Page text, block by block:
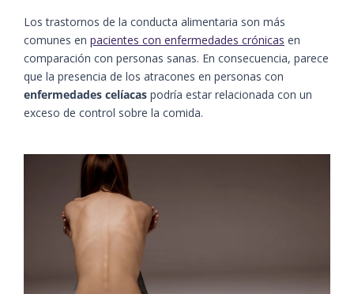
Los trastornos de la conducta alimentaria son más
comunes en pacientes con enfermedades crónicas en
comparación con personas sanas. En consecuencia, parece
que la presencia de los atracones en personas con
enfermedades celíacas podría estar relacionada con un
exceso de control sobre la comida.